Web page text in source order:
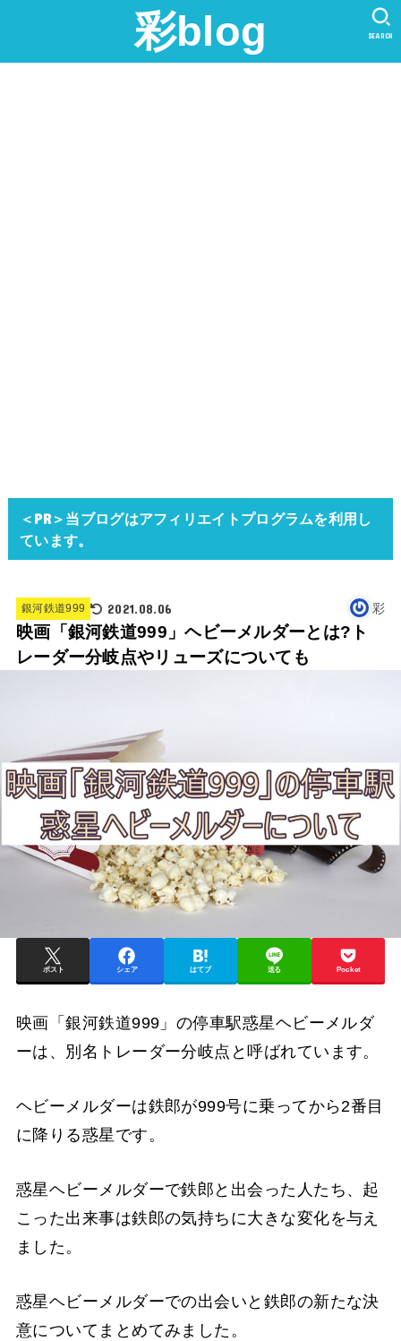
彩blog SEARCH
＜PR＞当ブログはアフィリエイトプログラムを利用し
ています。
銀河鉄道999 2021.08.06 彩
映画「銀河鉄道999」ヘビーメルダーとは?ト
レーダー分岐点やリューズについても
ポスト シェア はてブ 送る Pocket
映画「銀河鉄道999」の停車駅惑星ヘビーメルダ
ーは、別名トレーダー分岐点と呼ばれています。
ヘビーメルダーは鉄郎が999号に乗ってから2番目
に降りる惑星です。
惑星ヘビーメルダーで鉄郎と出会った人たち、起
こった出来事は鉄郎の気持ちに大きな変化を与え
ました。
惑星ヘビーメルダーでの出会いと鉄郎の新たな決
意についてまとめてみました。